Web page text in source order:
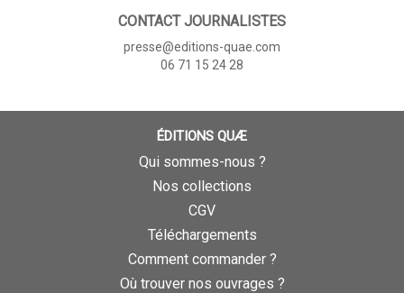
CONTACT JOURNALISTES
presse@editions-quae.com
06 71 15 24 28
ÉDITIONS QUÆ
Qui sommes-nous ?
Nos collections
CGV
Téléchargements
Comment commander ?
Où trouver nos ouvrages ?